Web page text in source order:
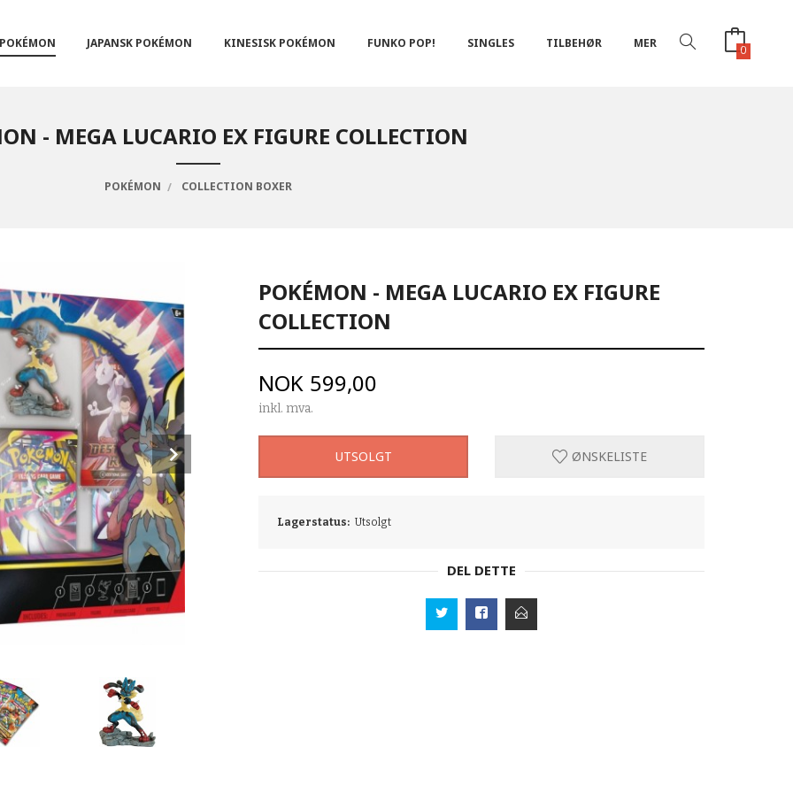
JAPANSK POKÉMON KINESISK POKÉMON FUNKO POP! SINGLES TILBEHØR MER 0
- MEGA LUCARIO EX FIGURE COLLECTION
POKÉMON COLLECTION BOXER
POKÉMON - MEGA LUCARIO EX FIGURE
COLLECTION
Pris
NOK 599,00
inkl. mva.
UTSOLGT ØNSKELISTE
Lagerstatus: Utsolgt
DEL DETTE